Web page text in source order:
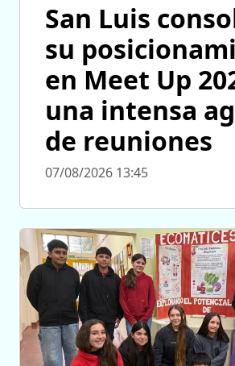
San Luis
su
en Meet Up
una intensa
de reuniones
07/08/2026 13:45